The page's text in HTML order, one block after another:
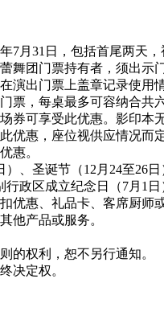
年7月 31 日，包括首尾两天，
舞团门票持有者，须出示
演出门票上盖章记录使用情
票，每桌最多可容纳合共
券可享受此优惠。影印本无
优惠，座位视供应情况而定
惠。
）、圣诞节（12 月 24至26
行政区成立纪念日（7月 1
优惠、礼品卡、客席厨师
他产品或服务。
的权利，恕不另行通知。
决定权。